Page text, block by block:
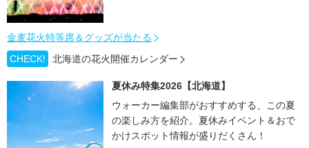
金麦花火特等席＆グッズが当たる
CHECK!
北海道の花火開催カレンダー
夏休み特集2026【北海道】
ウォーカー編集部がおすすめする、この夏
の楽しみ方を紹介。夏休みイベント＆おで
かけスポット情報が盛りだくさん！